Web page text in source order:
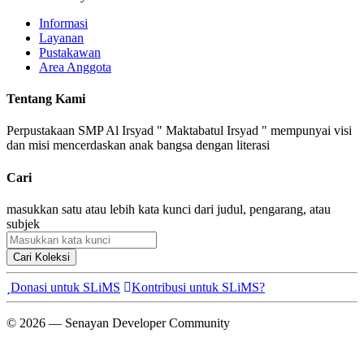
Informasi
Layanan
Pustakawan
Area Anggota
Tentang Kami
Perpustakaan SMP Al Irsyad " Maktabatul Irsyad " mempunyai visi
dan misi mencerdaskan anak bangsa dengan literasi
Cari
masukkan satu atau lebih kata kunci dari judul, pengarang, atau
subjek
Cari Koleksi
Donasi untuk SLiMS Kontribusi untuk SLiMS?
© 2026 — Senayan Developer Community